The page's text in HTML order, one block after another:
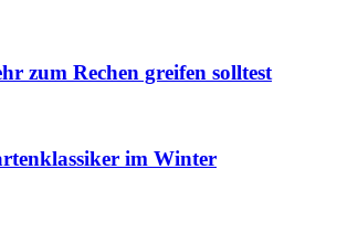
zum Rechen greifen solltest
im Winter